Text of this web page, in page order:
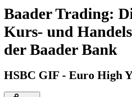
Baader Trading:
Kurs- und
der Baader Bank
HSBC GIF - Euro High